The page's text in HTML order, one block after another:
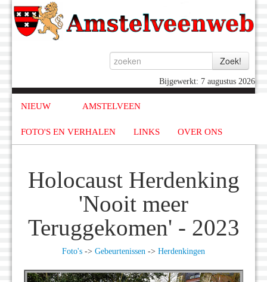
Bijgewerkt: 7 augustus 2026
NIEUW AMSTELVEEN
FOTO'S EN VERHALEN LINKS OVER ONS
Holocaust Herdenking
'Nooit meer
Teruggekomen' - 2023
Foto's -> Gebeurtenissen -> Herdenkingen